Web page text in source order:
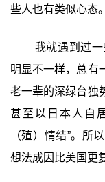
些人也有类似心态。
我就遇到过
明显不一样，总有
老一辈的深绿台独
甚至以日本人自
（殖）情结”。所
想法成因比美国更